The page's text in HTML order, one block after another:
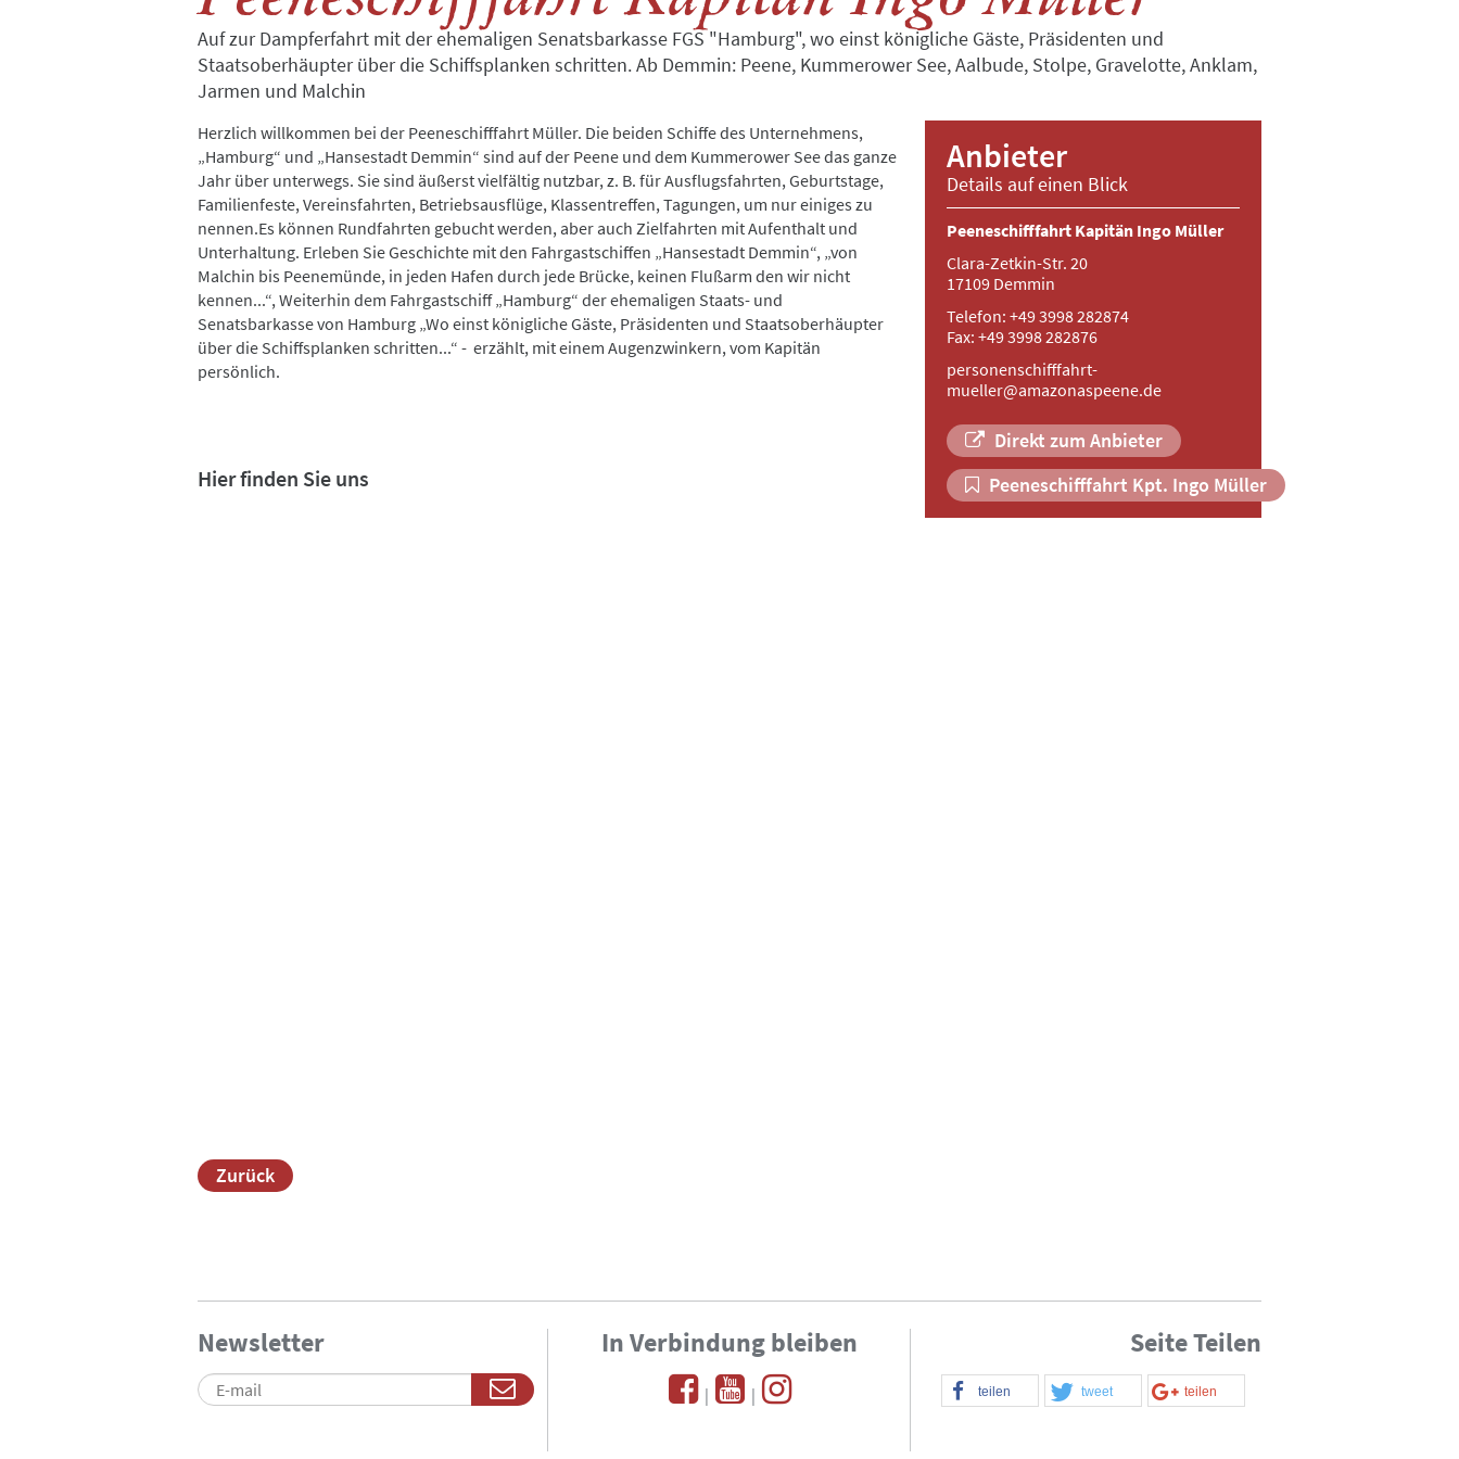
Auf zur Dampferfahrt mit der ehemaligen Senatsbarkasse FGS "Hamburg", wo einst königliche Gäste, Präsidenten und
Staatsoberhäupter über die Schiffsplanken schritten. Ab Demmin: Peene, Kummerower See, Aalbude, Stolpe, Gravelotte, Anklam,
Jarmen und Malchin
Herzlich willkommen bei der Peeneschifffahrt Müller. Die beiden Schiffe des Unternehmens,
„Hamburg“ und „Hansestadt Demmin“ sind auf der Peene und dem Kummerower See das ganze
Jahr über unterwegs. Sie sind äußerst vielfältig nutzbar, z. B. für Ausflugsfahrten, Geburtstage,
Familienfeste, Vereinsfahrten, Betriebsausflüge, Klassentreffen, Tagungen, um nur einiges zu
nennen.Es können Rundfahrten gebucht werden, aber auch Zielfahrten mit Aufenthalt und
Unterhaltung. Erleben Sie Geschichte mit den Fahrgastschiffen „Hansestadt Demmin“, „von
Malchin bis Peenemünde, in jeden Hafen durch jede Brücke, keinen Flußarm den wir nicht
kennen...“, Weiterhin dem Fahrgastschiff „Hamburg“ der ehemaligen Staats- und
Senatsbarkasse von Hamburg „Wo einst königliche Gäste, Präsidenten und Staatsoberhäupter
über die Schiffsplanken schritten...“ - erzählt, mit einem Augenzwinkern, vom Kapitän
persönlich.
Hier finden Sie uns
Anbieter
Details auf einen Blick
Peeneschifffahrt Kapitän Ingo Müller
Clara-Zetkin-Str. 20
17109 Demmin
Telefon: +49 3998 282874
Fax: +49 3998 282876
personenschifffahrt-
mueller@amazonaspeene.de
Direkt zum Anbieter
Peeneschifffahrt Kpt. Ingo Müller
Zurück
Newsletter In Verbindung bleiben
| |
Seite Teilen
teilen tweet teilen